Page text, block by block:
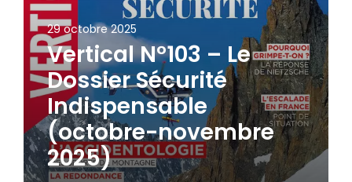
29 octobre 2025
Vertical N°103 – Le
Dossier Sécurité
Indispensable
(octobre-novembre
2025)